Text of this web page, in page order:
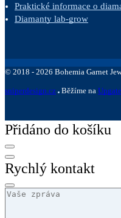
Praktické informace o
Diamanty lab-grow
© 2018 - 2026 Bohemia Garnet
sniperdesign.cz Běžíme na
Přidáno do košíku
Rychlý kontakt